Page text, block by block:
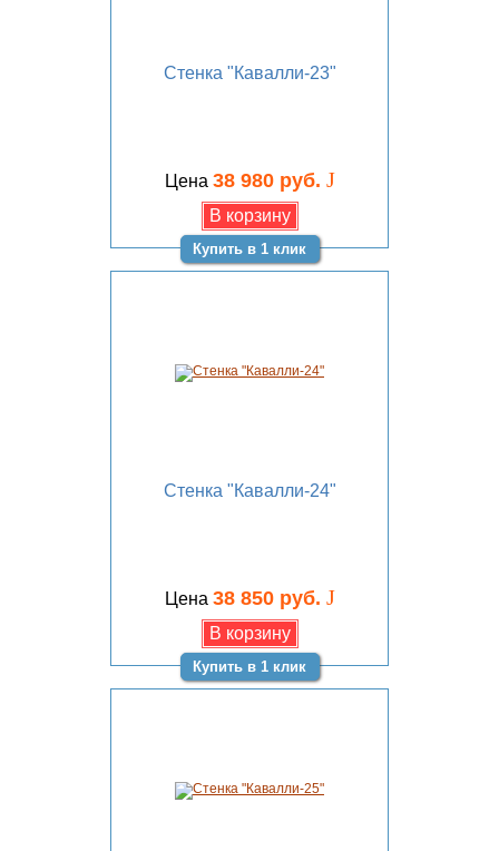
Стенка "Кавалли-23"
Цена 38 980 руб. J
Купить в 1 клик
Стенка "Кавалли-24"
Цена 38 850 руб. J
Купить в 1 клик